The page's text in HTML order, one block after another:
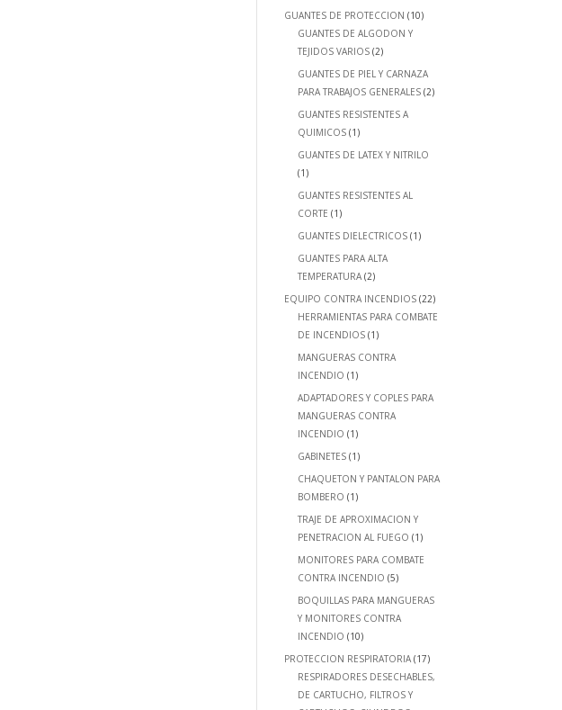
GUANTES DE PROTECCION (10)
GUANTES DE ALGODON Y
TEJIDOS VARIOS (2)
GUANTES DE PIEL Y CARNAZA
PARA TRABAJOS GENERALES (2)
GUANTES RESISTENTES A
QUIMICOS (1)
GUANTES DE LATEX Y NITRILO
(1)
GUANTES RESISTENTES AL
CORTE (1)
GUANTES DIELECTRICOS (1)
GUANTES PARA ALTA
TEMPERATURA (2)
EQUIPO CONTRA INCENDIOS (22)
HERRAMIENTAS PARA COMBATE
DE INCENDIOS (1)
MANGUERAS CONTRA
INCENDIO (1)
ADAPTADORES Y COPLES PARA
MANGUERAS CONTRA
INCENDIO (1)
GABINETES (1)
CHAQUETON Y PANTALON PARA
BOMBERO (1)
TRAJE DE APROXIMACION Y
PENETRACION AL FUEGO (1)
MONITORES PARA COMBATE
CONTRA INCENDIO (5)
BOQUILLAS PARA MANGUERAS
Y MONITORES CONTRA
INCENDIO (10)
PROTECCION RESPIRATORIA (17)
RESPIRADORES DESECHABLES,
DE CARTUCHO, FILTROS Y